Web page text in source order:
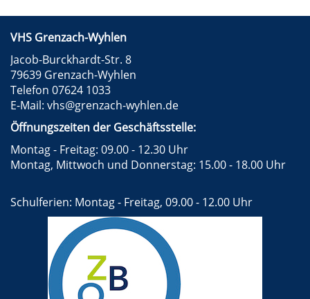
VHS Grenzach-Wyhlen
Jacob-Burckhardt-Str. 8
79639 Grenzach-Wyhlen
Telefon 07624 1033
E-Mail: vhs@grenzach-wyhlen.de
Öffnungszeiten der Geschäftsstelle:
Montag - Freitag: 09.00 - 12.30 Uhr
Montag, Mittwoch und Donnerstag: 15.00 - 18.00 Uhr
Schulferien: Montag - Freitag, 09.00 - 12.00 Uhr